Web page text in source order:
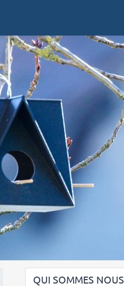
QUI SOMMES NOUS